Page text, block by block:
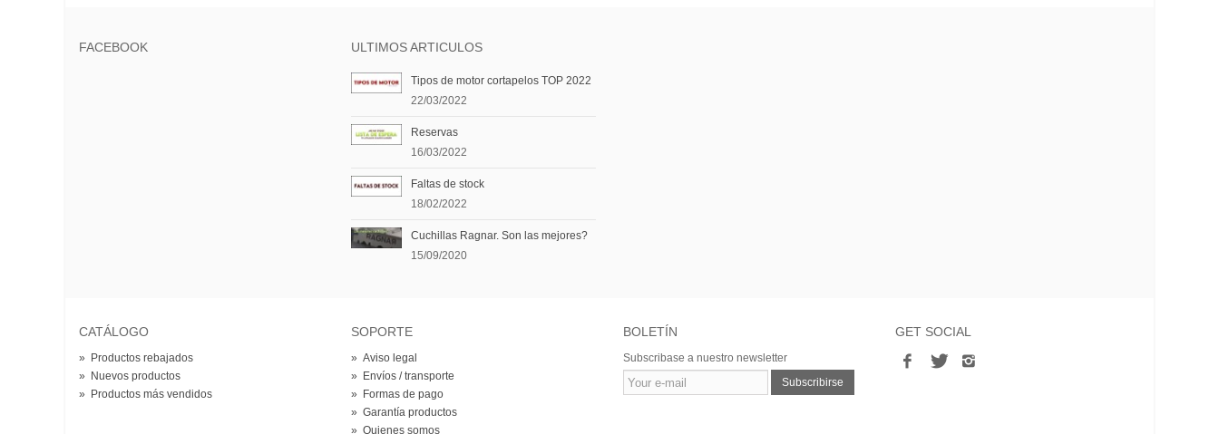
FACEBOOK ULTIMOS ARTICULOS
Tipos de motor cortapelos TOP 2022
22/03/2022
Reservas
16/03/2022
Faltas de stock
18/02/2022
Cuchillas Ragnar. Son las mejores?
15/09/2020
CATÁLOGO
»
Productos rebajados
»
Nuevos productos
»
Productos más vendidos
SOPORTE
» Aviso legal
»
Envíos / transporte
»
Formas de pago
» Garantía productos
» Quienes somos
BOLETÍN
Subscribase a nuestro newsletter
Subscribirse
GET SOCIAL